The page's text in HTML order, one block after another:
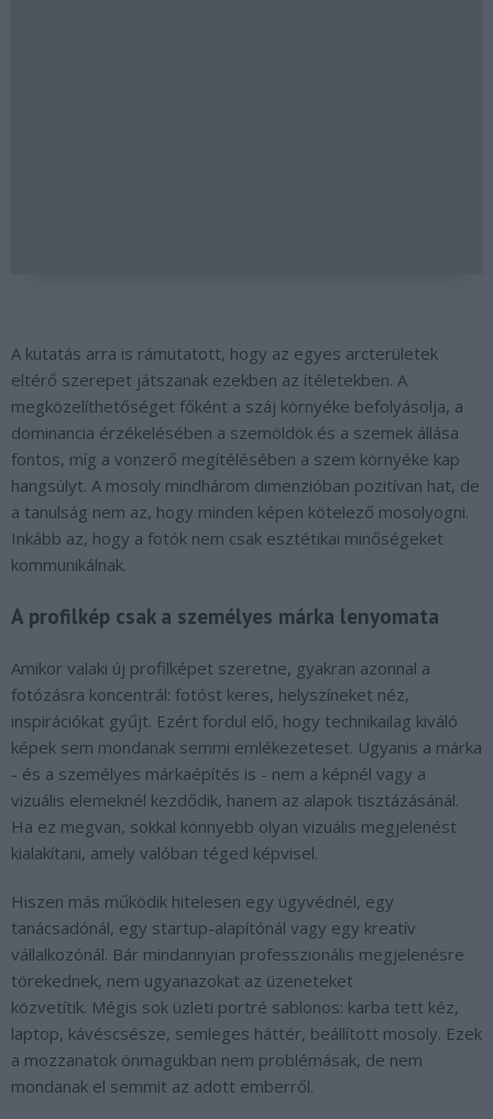
A kutatás arra is rámutatott, hogy az egyes arcterületek
eltérő szerepet játszanak ezekben az ítéletekben. A
megközelíthetőséget főként a száj környéke befolyásolja, a
dominancia érzékelésében a szemöldök és a szemek állása
fontos, míg a vonzerő megítélésében a szem környéke kap
hangsúlyt. A mosoly mindhárom dimenzióban pozitívan hat, de
a tanulság nem az, hogy minden képen kötelező mosolyogni.
Inkább az, hogy a fotók nem csak esztétikai minőségeket
kommunikálnak.
A profilkép csak a személyes márka lenyomata
Amikor valaki új profilképet szeretne, gyakran azonnal a
fotózásra koncentrál: fotóst keres, helyszíneket néz,
inspirációkat gyűjt. Ezért fordul elő, hogy technikailag kiváló
képek sem mondanak semmi emlékezeteset. Ugyanis a márka
- és a személyes márkaépítés is - nem a képnél vagy a
vizuális elemeknél kezdődik, hanem az alapok tisztázásánál.
Ha ez megvan, sokkal könnyebb olyan vizuális megjelenést
kialakítani, amely valóban téged képvisel.
Hiszen más működik hitelesen egy ügyvédnél, egy
tanácsadónál, egy startup-alapítónál vagy egy kreatív
vállalkozónál. Bár mindannyian professzionális megjelenésre
törekednek, nem ugyanazokat az üzeneteket
közvetítik. Mégis sok üzleti portré sablonos: karba tett kéz,
laptop, kávéscsésze, semleges háttér, beállított mosoly. Ezek
a mozzanatok önmagukban nem problémásak, de nem
mondanak el semmit az adott emberről.